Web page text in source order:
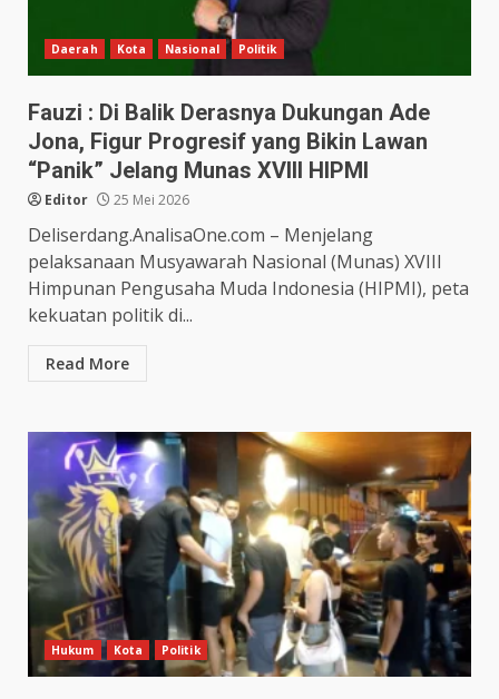
Daerah Kota Nasional Politik
Fauzi : Di Balik Derasnya Dukungan Ade
Jona, Figur Progresif yang Bikin Lawan
“Panik” Jelang Munas XVIII HIPMI
Editor 25 Mei 2026
Deliserdang.AnalisaOne.com – Menjelang
pelaksanaan Musyawarah Nasional (Munas) XVIII
Himpunan Pengusaha Muda Indonesia (HIPMI), peta
kekuatan politik di...
Read More
Hukum Kota Politik